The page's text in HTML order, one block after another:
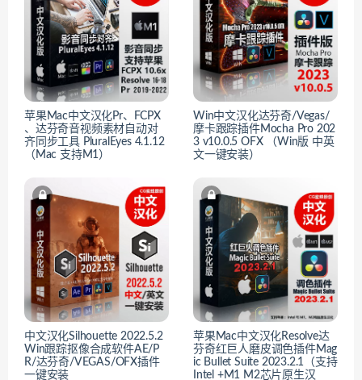
苹果Mac中文汉化Pr、FCPX
、达芬奇音视频素材自动对
齐同步工具 PluralEyes 4.1.12
（Mac 支持M1）
Win中文汉化达芬奇/Vegas/
摩卡跟踪插件Mocha Pro 202
3 v10.0.5 OFX （Win版 中英
文一键安装）
中文汉化Silhouette 2022.5.2
Win跟踪抠像合成软件AE/P
R/达芬奇/VEGAS/OFX插件
一键安装
苹果Mac中文汉化Resolve达
芬奇红巨人磨皮调色插件Mag
ic Bullet Suite 2023.2.1（支持
Intel +M1 M2芯片原生汉